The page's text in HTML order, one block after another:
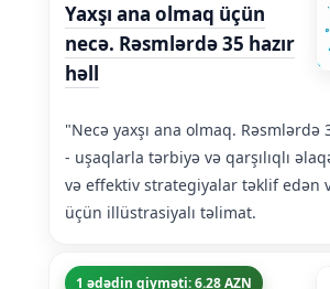
Yaxşı ana olmaq üçün
necə. Rəsmlərdə 35 hazır
həll
"Necə yaxşı ana olmaq. Rəsmlərdə
- uşaqlarla tərbiyə və qarşılıqlı
və effektiv strategiyalar təklif edən
üçün illüstrasiyalı təlimat.
1 ədədin qiyməti: 6.28 AZN